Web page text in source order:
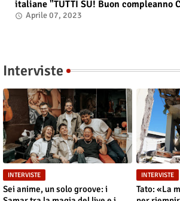
italiane "TUTTI SU! Buon compleanno
Aprile 07, 2023
Interviste
INTERVISTE
Sei anime, un solo groove: i
INTERVISTE
Tato: «La